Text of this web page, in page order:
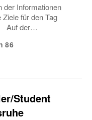
der Informationen
für den Tag
Auf der
ihre Fragen• Du
86
Student